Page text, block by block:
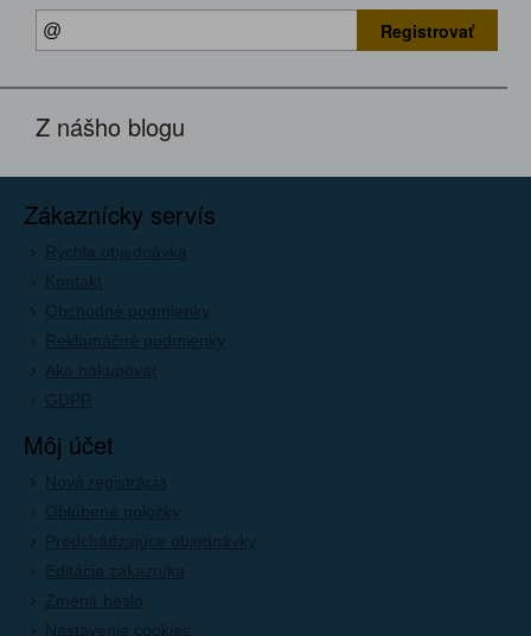
Registrovať
Z nášho blogu
Zákaznícky servís
Rýchla objednávka
Kontakt
Obchodné podmienky
Reklamačné podmienky
Ako nakupovať
GDPR
Môj účet
Nová registrácia
Oblúbené položky
Predchádzajúce objednávky
Editácia zákazníka
Zmeniť heslo
Nastavenie cookies